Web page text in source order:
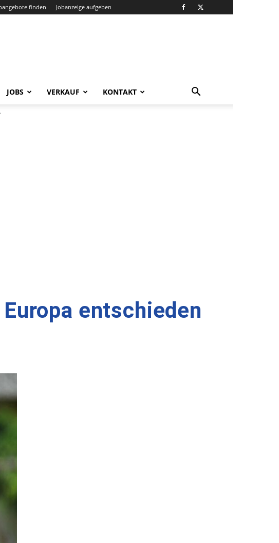
finden Jobanzeige aufgeben
JOBS VERKAUF KONTAKT
entschieden